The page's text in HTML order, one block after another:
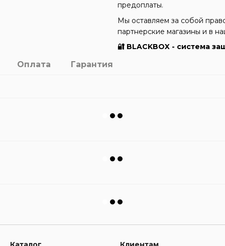
предоплаты.
Мы оставляем за собой
партнерские магазины и в
🔐 BLACKBOX - система
Оплата Гарантия